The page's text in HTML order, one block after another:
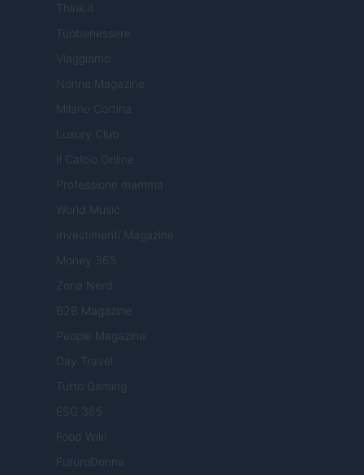
Think.it
Tuobenessere
Viaggiamo
Nonne Magazine
Milano Cortina
Luxury Club
Il Calcio Online
Professione mamma
World Music
Investimenti Magazine
Money 365
Zona Nerd
B2B Magazine
People Magazine
Day Travel
Tutto Gaming
ESG 365
Food Wiki
FuturoDonna